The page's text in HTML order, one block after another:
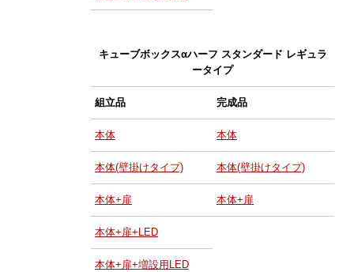
キューブボックスαハーフ スタンダード レギュラ
ータイプ
組立品 完成品
本体 本体
本体(壁掛けタイプ) 本体(壁掛けタイプ)
本体+扉 本体+扉
本体+扉+LED
本体+扉+増設用LED